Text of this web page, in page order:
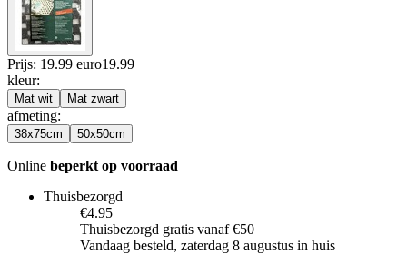
Prijs: 19.99 euro19.99
kleur:
Mat wit Mat zwart
afmeting:
38x75cm 50x50cm
Online beperkt op voorraad
Thuisbezorgd
€4.95
Thuisbezorgd gratis vanaf €50
Vandaag besteld, zaterdag 8 augustus in huis